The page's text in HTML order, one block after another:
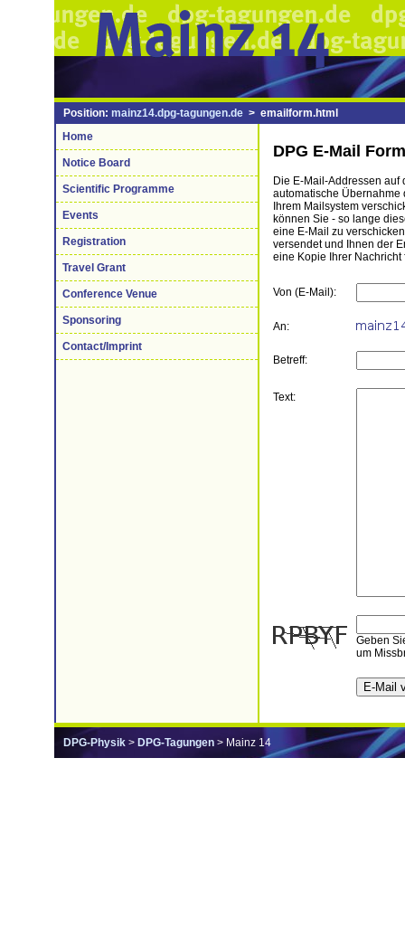
Position: mainz14.dpg-tagungen.de > emailform.html
Home
Notice Board
Scientific Programme
Events
Registration
Travel Grant
Conference Venue
Sponsoring
Contact/Imprint
DPG E-Mail
Die E-Mail-Addressen auf
automatische Übernahme
Ihrem Mailsystem
können Sie - so lange
eine E-Mail zu
versendet und Ihnen der
eine Kopie Ihrer
Von (E-Mail):
An:
Betreff:
Text:
Geben
um
DPG-Physik > DPG-Tagungen > Mainz 14